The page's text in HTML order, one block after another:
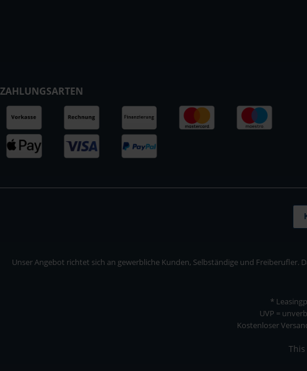
ZAHLUNGSARTEN
Unser Angebot richtet sich an gewerbliche Kunden, Selbständige und
*
UVP =
Kostenloser